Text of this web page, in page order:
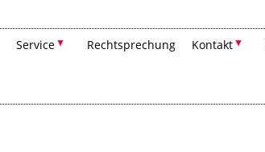
Service Rechtsprechung Kontakt